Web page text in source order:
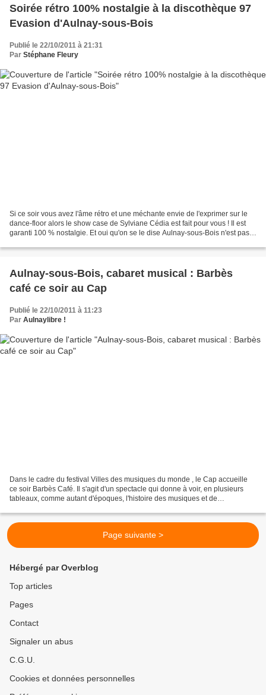
Soirée rétro 100% nostalgie à la discothèque 97
Evasion d'Aulnay-sous-Bois
Publié le 22/10/2011 à 21:31
Par Stéphane Fleury
Si ce soir vous avez l'âme rétro et une méchante envie de l'exprimer sur le
dance-floor alors le show case de Sylviane Cédia est fait pour vous ! Il est
garanti 100 % nostalgie. Et oui qu'on se le dise Aulnay-sous-Bois n'est pas
Aulnay-sous-Bois, cabaret musical : Barbès
café ce soir au Cap
Publié le 22/10/2011 à 11:23
Par Aulnaylibre !
Dans le cadre du festival Villes des musiques du monde , le Cap accueille
ce soir Barbès Café. Il s'agit d'un spectacle qui donne à voir, en plusieurs
tableaux, comme autant d'époques, l'histoire des musiques et de
Page suivante >
Hébergé par Overblog
Top articles
Pages
Contact
Signaler un abus
C.G.U.
Cookies et données personnelles